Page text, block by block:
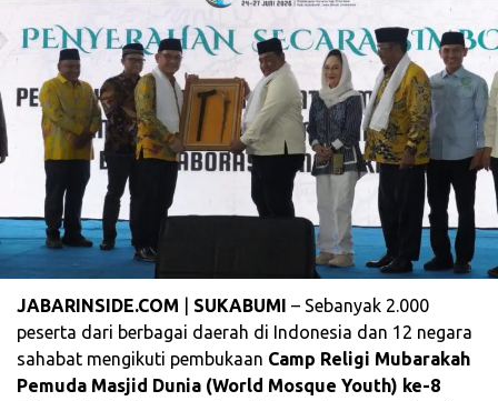
JABARINSIDE.COM SUKABUMI – Sebanyak 2.000
peserta dari berbagai daerah di Indonesia dan 12 negara
sahabat mengikuti pembukaan Camp Religi Mubarakah
Pemuda Masjid Dunia (World Mosque Youth) ke-8